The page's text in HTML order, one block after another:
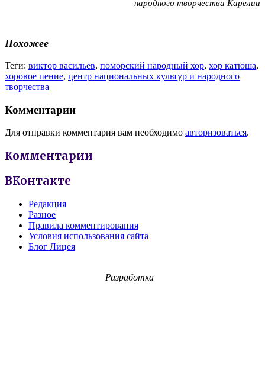
народного творчества Карелии
Похожее
Теги: виктор васильев, поморский народный хор, хор катюша,
хоровое пение, центр национальных культур и народного
творчества
Комментарии
Для отправки комментария вам необходимо авторизоваться.
Комментарии
ВКонтакте
Редакция
Разное
Правила комментирования
Условия использования сайта
Блог Лицея
Разработка